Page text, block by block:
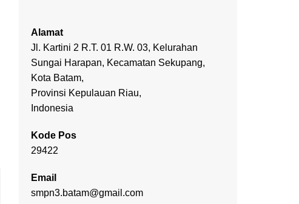
Alamat
Jl. Kartini 2 R.T. 01 R.W. 03, Kelurahan
Sungai Harapan, Kecamatan Sekupang,
Kota Batam,
Provinsi Kepulauan Riau,
Indonesia
Kode Pos
29422
Email
smpn3.batam@gmail.com